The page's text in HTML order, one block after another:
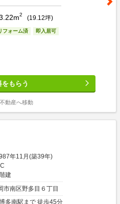
2 (19.12坪)
フォーム済 即入居可
をもらう
動産へ移動
年11月(築39年)
建
市南区野多目６丁目
多南駅まで 徒歩45分